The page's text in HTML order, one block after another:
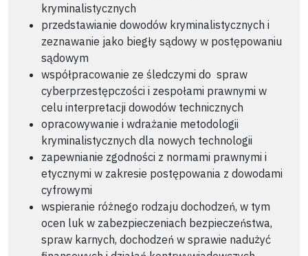
kryminalistycznych
przedstawianie dowodów kryminalistycznych i
zeznawanie jako biegły sądowy w postępowaniu
sądowym
współpracowanie ze śledczymi do spraw
cyberprzestępczości i zespołami prawnymi w
celu interpretacji dowodów technicznych
opracowywanie i wdrażanie metodologii
kryminalistycznych dla nowych technologii
zapewnianie zgodności z normami prawnymi i
etycznymi w zakresie postępowania z dowodami
cyfrowymi
wspieranie różnego rodzaju dochodzeń, w tym
ocen luk w zabezpieczeniach bezpieczeństwa,
spraw karnych, dochodzeń w sprawie nadużyć